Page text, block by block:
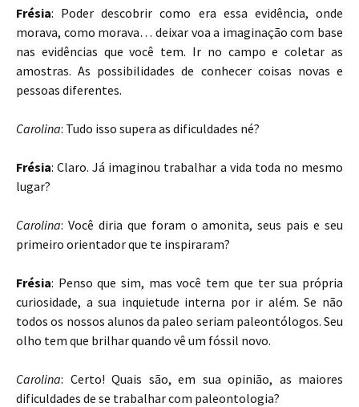
Frésia: Poder descobrir como era essa evidência, onde
morava, como morava… deixar voa a imaginação com base
nas evidências que você tem. Ir no campo e coletar as
amostras. As possibilidades de conhecer coisas novas e
pessoas diferentes.
Carolina: Tudo isso supera as dificuldades né?
Frésia: Claro. Já imaginou trabalhar a vida toda no mesmo
lugar?
Carolina: Você diria que foram o amonita, seus pais e seu
primeiro orientador que te inspiraram?
Frésia: Penso que sim, mas você tem que ter sua própria
curiosidade, a sua inquietude interna por ir além. Se não
todos os nossos alunos da paleo seriam paleontólogos. Seu
olho tem que brilhar quando vê um fóssil novo.
Carolina: Certo! Quais são, em sua opinião, as maiores
dificuldades de se trabalhar com paleontologia?